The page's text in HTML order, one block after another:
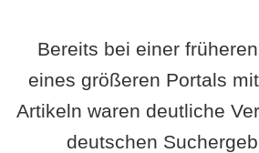
Bereits bei einer
eines größeren Portals
Artikeln waren deutliche
deutschen